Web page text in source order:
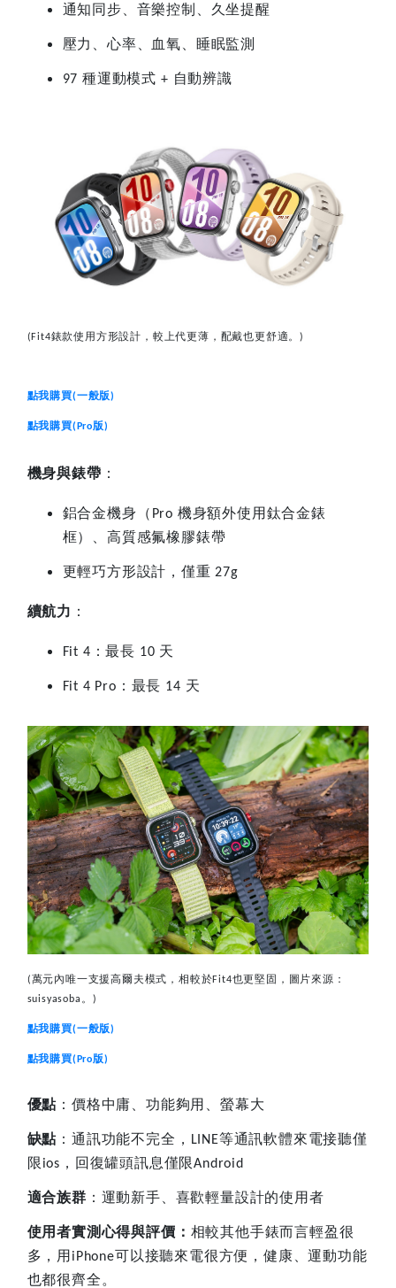
通知同步、音樂控制、久坐提醒
壓力、心率、血氧、睡眠監測
97種運動模式 + 自動辨識
(Fit4錶款使用方形設計，較上代更薄，配戴也更舒適。)
點我購買(一般版)
點我購買(Pro版)
機身與錶帶 ：
鋁合金機身（ Pro 機身額外使用鈦合金錶
框）、高質感氟橡膠錶帶
更輕巧方形設計，僅重 27g
續航力 ：
Fit 4 ：最長 10 天
Fit 4 Pro ：最長 14 天
(萬元內唯一支援高爾夫模式，相較於Fit4也更堅固，圖片來源：
suisyasoba 。 )
點我購買(一般版)
點我購買(Pro版)
優點 ：價格中庸、功能夠用、螢幕大
缺點 ：通訊功能不完全， LINE等通訊軟體來電接聽僅
限ios ，回復罐頭訊息僅限Android
適合族群 ：運動新手、喜歡輕量設計的使用者
使用者實測心得與評價： 相較其他手錶而言輕盈很
多，用 iPhone可以接聽來電很方便，健康、運動功能
也都很齊全。